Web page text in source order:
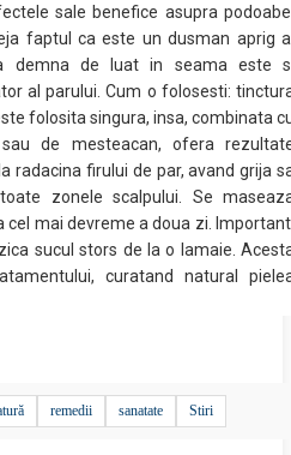
sale benefice asupra
faptul ca este un dusman aprig
demna de luat in seama este
al parului. Cum o folosesti:
folosita singura, insa, combinata
de mesteacan, ofera
radacina firului de par, avand grija
zonele scalpului. Se
cel mai devreme a doua zi.
sucul stors de la o lamaie.
curatand natural
remedii sanatate Stiri